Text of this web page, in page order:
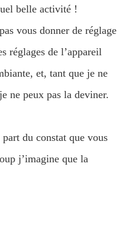
belle activité !
vous donner de réglage
réglages de l’appareil
et, tant que je ne
ne peux pas la deviner.
du constat que vous
j’imagine que la